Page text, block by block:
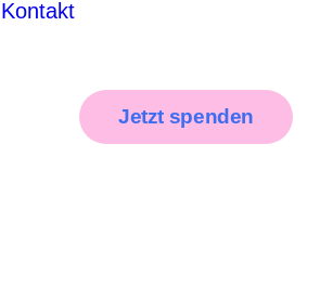
Kontakt
Jetzt spenden